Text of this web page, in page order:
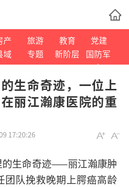
产 旅游 教育
党建
域 专题 新阶层
国防军
事
生命奇迹，一位上
丽江瀚康医院的重
17:20:26
的生命奇迹——丽江瀚康肿
团队挽救晚期上腭癌高龄